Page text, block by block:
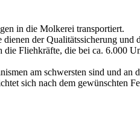
in die Molkerei transportiert.
der Qualitätssicherung und
Fliehkräfte, die bei ca. 6.000
am schwersten sind und an
sich nach dem gewünschten